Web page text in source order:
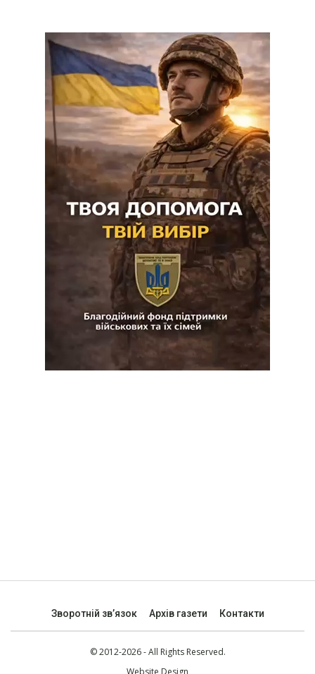
Зворотній зв’язок Архів газети Контакти
© 2012-2026 - All Rights Reserved.
Website Design